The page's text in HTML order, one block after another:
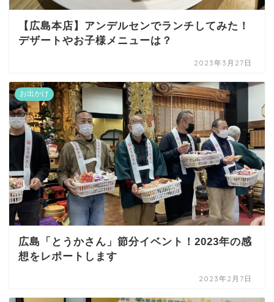
【広島本店】アンデルセンでランチしてみた！
デザートやお子様メニューは？
2023年3月27日
お出かけ
広島「とうかさん」節分イベント！2023年の感
想をレポートします
2023年2月7日